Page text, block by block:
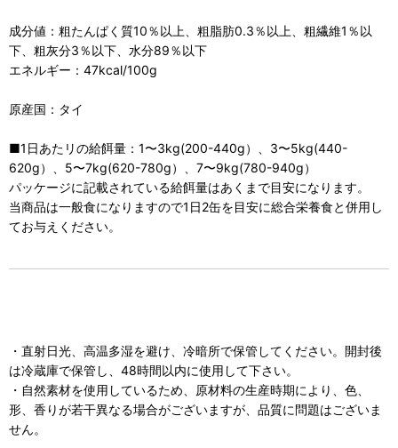
成分値：粗たんぱく質10％以上、粗脂肪0.3％以上、粗繊維1％以
下、粗灰分3％以下、水分89％以下
エネルギー：47kcal/100g
原産国：タイ
■1日あたリの給餌量：1〜3kg(200-440g）、3〜5kg(440-
620g）、5〜7kg(620-780g）、7〜9kg(780-940g）
パッケージに記載されている給餌量はあくまで目安になります。
当商品は一般食になりますので1日2缶を目安に総合栄養食と併用し
てお与えください。
・直射日光、高温多湿を避け、冷暗所で保管してください。開封後
は冷蔵庫で保管し、48時間以内に使用して下さい。
・自然素材を使用しているため、原材料の生産時期により、色、
形、香りが若干異なる場合がございますが、品質に問題はございま
せん。